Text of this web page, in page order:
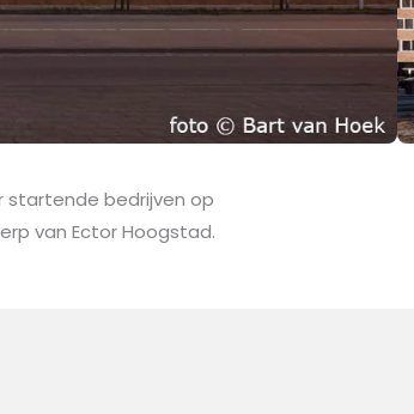
startende bedrijven op
van Ector Hoogstad.